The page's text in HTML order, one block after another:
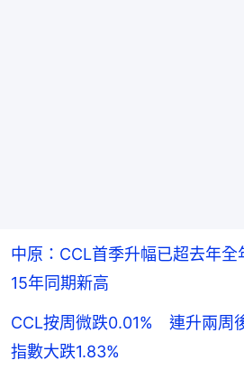
中原：CCL首季升幅已超去年
15年同期新高
CCL按周微跌0.01% 連升兩周
指數大跌1.83%